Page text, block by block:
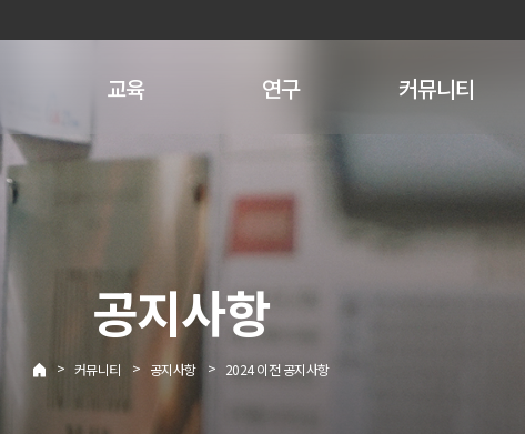
교육 연구 커뮤니티
공지사항
> 커뮤니티 > 공지사항 > 2024 이전 공지사항